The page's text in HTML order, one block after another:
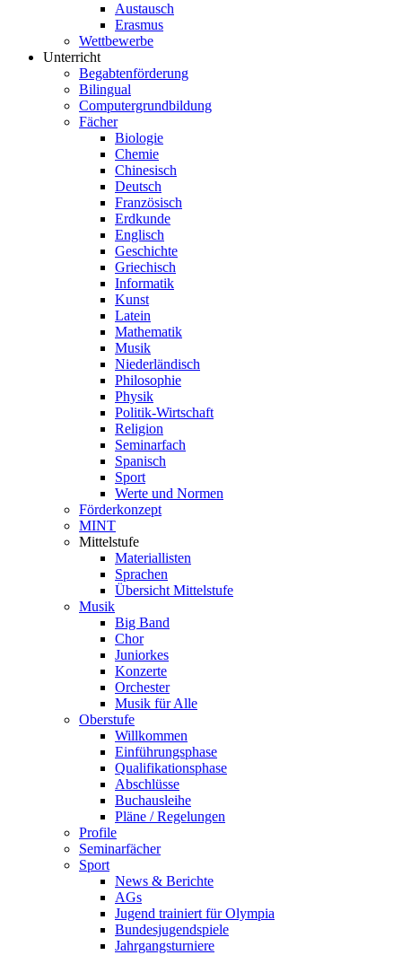
Austausch
Erasmus
Wettbewerbe
Unterricht
Begabtenförderung
Bilingual
Computergrundbildung
Fächer
Biologie
Chemie
Chinesisch
Deutsch
Französisch
Erdkunde
Englisch
Geschichte
Griechisch
Informatik
Kunst
Latein
Mathematik
Musik
Niederländisch
Philosophie
Physik
Politik-Wirtschaft
Religion
Seminarfach
Spanisch
Sport
Werte und Normen
Förderkonzept
MINT
Mittelstufe
Materiallisten
Sprachen
Übersicht Mittelstufe
Musik
Big Band
Chor
Juniorkes
Konzerte
Orchester
Musik für Alle
Oberstufe
Willkommen
Einführungsphase
Qualifikationsphase
Abschlüsse
Buchausleihe
Pläne / Regelungen
Profile
Seminarfächer
Sport
News & Berichte
AGs
Jugend trainiert für Olympia
Bundesjugendspiele
Jahrgangsturniere